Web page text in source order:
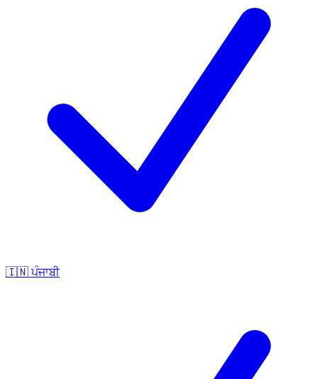
🇮🇳 ਪੰਜਾਬੀ